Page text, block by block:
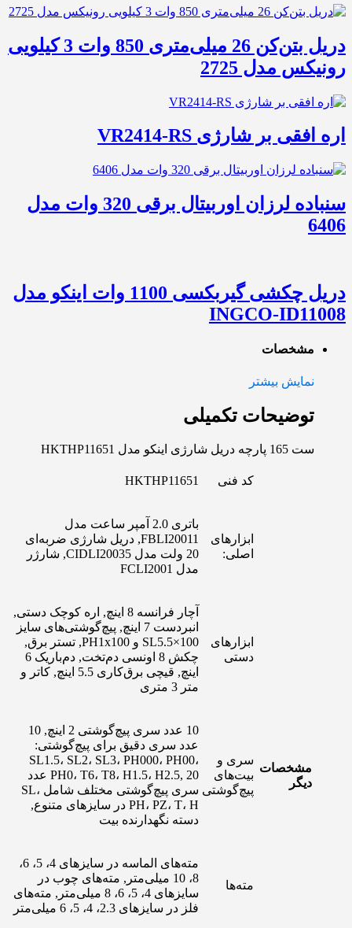
دریل بتن‌کن 26 میلی‌متری 850 وات 3 کیلویی
رونیکس مدل 2725
اره افقی بر شارژی VR2414-RS
سنباده لرزان اوربیتال برقی 320 وات مدل
6406
دریل چکشی گیربکسی 1100 وات اینکو مدل
INGCO-ID11008
مشخصات
نمایش بیشتر
توضیحات تکمیلی
ست 165 پارچه دریل شارژی اینکو مدل HKTHP11651
مشخصات
دیگر
کد فنی HKTHP11651
ابزارهای
اصلی:
باتری 2.0 آمپر ساعت مدل
FBLI20011, دریل شارژی ضربه‌ای
20 ولت مدل CIDLI20035, شارژر
مدل FCLI2001
ابزارهای
دستی
آچار فرانسه 8 اینچ, اره کوچک دستی,
انبردست 7 اینچ, پیچ‌گوشتی‌های سایز
SL5.5×100 و PH1x100, تستر برق,
چکش 8 اونسی دم‌تخت, دم‌باریک 6
اینچ, قیچی برق‌کاری 5.5 اینچ, کاتر و
متر 3 متری
سری و
بیت‌های
پیچ‌گوشتی
10 عدد سری پیچ‌گوشتی 2 اینچ, 10
عدد سری دقیق برای پیچ‌گوشتی:
SL1.5، SL2، SL3، PH000، PH00،
PH0، T6، T8، H1.5، H2.5, 20 عدد
سری پیچ‌گوشتی مختلف شامل SL،
PH، PZ، T، H در سایزهای متنوع,
دسته نگهدارنده بیت
مته‌ها
مته‌های الماسه در سایزهای 4، 5، 6،
8، 10 میلی‌متر, مته‌های چوب در
سایزهای 4، 5، 6، 8 میلی‌متر, مته‌های
فلز در سایزهای 2.3، 4، 5، 6 میلی‌متر